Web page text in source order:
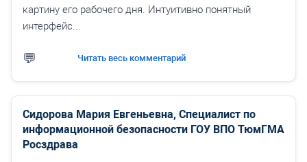
картину его рабочего дня. Интуитивно понятный
интерфейс...
Читать весь комментарий
Сидорова Мария Евгеньевна, Специалист по
информационной безопасности ГОУ ВПО ТюмГМА
Росздрава